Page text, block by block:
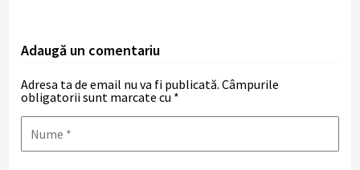
Adaugă un comentariu
Adresa ta de email nu va fi publicată. Câmpurile
obligatorii sunt marcate cu *